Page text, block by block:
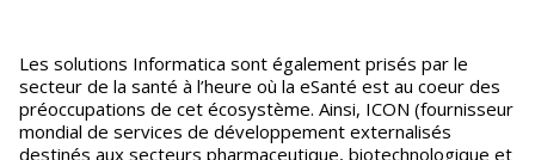
Les solutions Informatica sont également prisés par le
secteur de la santé à l’heure où la eSanté est au coeur des
préoccupations de cet écosystème. Ainsi, ICON (fournisseur
mondial de services de développement externalisés
destinés aux secteurs pharmaceutique, biotechnologique et